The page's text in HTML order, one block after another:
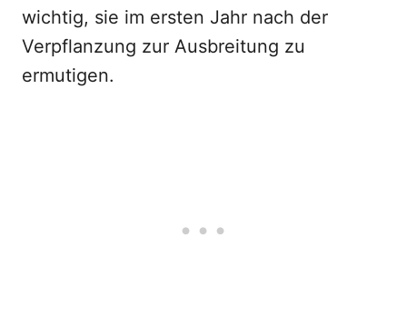
wichtig, sie im ersten Jahr nach der
Verpflanzung zur Ausbreitung zu
ermutigen.